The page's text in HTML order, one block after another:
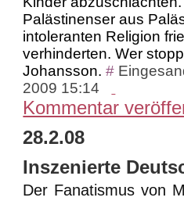
Palästinenser aus
intoleranten Religion
verhinderten. Wer
Johansson.#
2009 15:14
Kommentar
28.2.08
Inszenierte
Der Fanatismus von